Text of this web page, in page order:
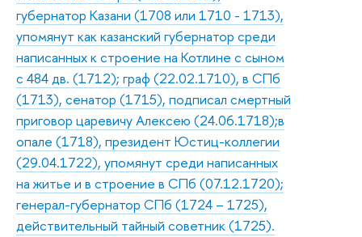
губернатор Казани (1708 или 1710 - 1713),
упомянут как казанский губернатор среди
написанных к строение на Котлине с сыном
с 484 дв. (1712); граф (22.02.1710), в СПб
(1713), сенатор (1715), подписал смертный
приговор царевичу Алексею (24.06.1718);в
опале (1718), президент Юстиц-коллегии
(29.04.1722), упомянут среди написанных
на житье и в строение в СПб (07.12.1720);
генерал-губернатор СПб (1724 – 1725),
действительный тайный советник (1725).